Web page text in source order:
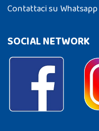
Contattaci su Whatsapp
SOCIAL NETWORK